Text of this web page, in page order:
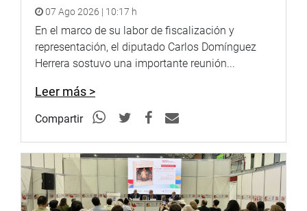
07 Ago 2026 | 10:17 h
En el marco de su labor de fiscalización y
representación, el diputado Carlos Domínguez
Herrera sostuvo una importante reunión...
Leer más >
Compartir